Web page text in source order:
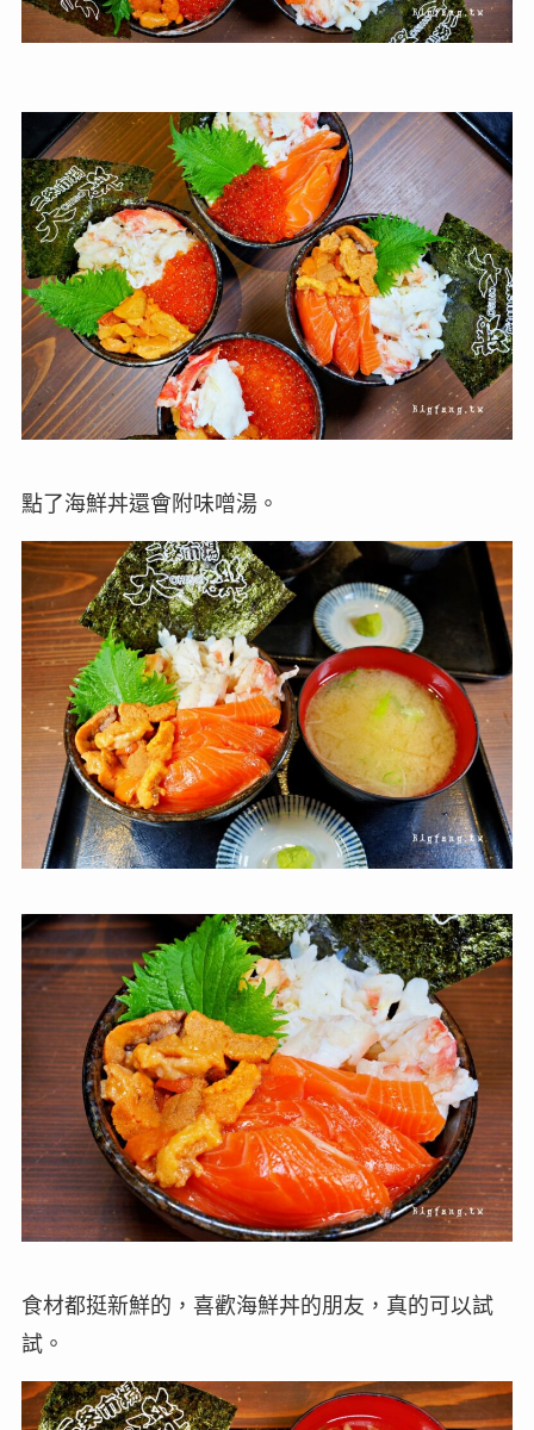
點了海鮮丼還會附味噌湯。
食材都挺新鮮的，喜歡海鮮丼的朋友，真的可以試
試。